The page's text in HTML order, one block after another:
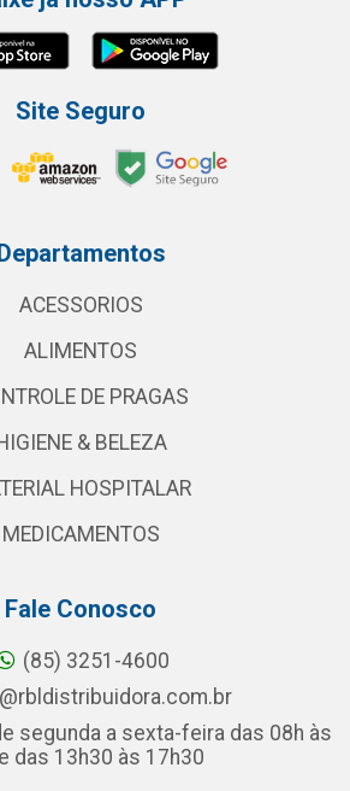
Site Seguro
ACESSORIOS
ALIMENTOS
DE PRAGAS
& BELEZA
HOSPITALAR
MEDICAMENTOS
Fale Conosco
(85) 3251-4600
segunda a sexta-feira das 08h às
das 13h30 às 17h30